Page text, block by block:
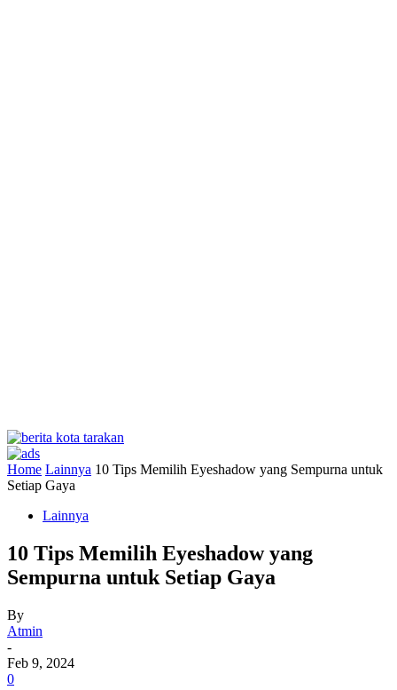
Home Lainnya 10 Tips Memilih Eyeshadow yang Sempurna untuk
Setiap Gaya
Lainnya
10 Tips Memilih Eyeshadow yang
Sempurna untuk Setiap Gaya
By
Atmin
-
Feb 9, 2024
0